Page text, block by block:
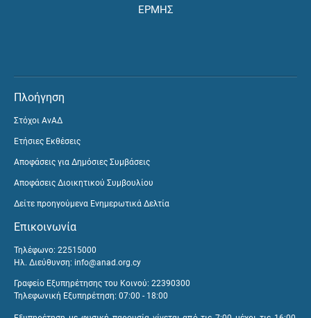
ΕΡΜΗΣ
Πλοήγηση
Στόχοι ΑνΑΔ
Ετήσιες Εκθέσεις
Αποφάσεις για Δημόσιες Συμβάσεις
Αποφάσεις Διοικητικού Συμβουλίου
Δείτε προηγούμενα Ενημερωτικά Δελτία
Επικοινωνία
Τηλέφωνο: 22515000
Ηλ. Διεύθυνση: info@anad.org.cy
Γραφείο Εξυπηρέτησης του Κοινού: 22390300
Τηλεφωνική Εξυπηρέτηση: 07:00 - 18:00